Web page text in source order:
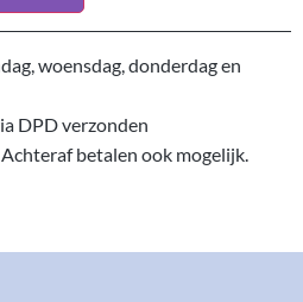
woensdag, donderdag en
DPD verzonden
betalen ook mogelijk.